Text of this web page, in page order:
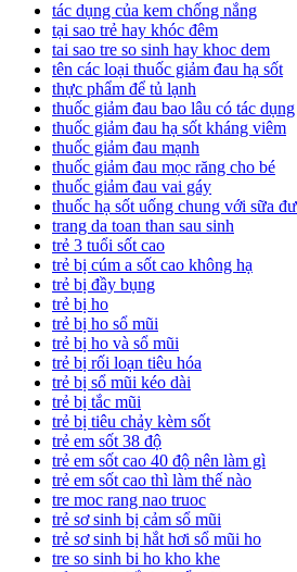
tác dụng của kem chống nắng
tại sao trẻ hay khóc đêm
tai sao tre so sinh hay khoc dem
tên các loại thuốc giảm đau hạ sốt
thực phẩm để tủ lạnh
thuốc giảm đau bao lâu có tác dụng
thuốc giảm đau hạ sốt kháng viêm
thuốc giảm đau mạnh
thuốc giảm đau mọc răng cho bé
thuốc giảm đau vai gáy
thuốc hạ sốt uống chung với sữa
trang da toan than sau sinh
trẻ 3 tuổi sốt cao
trẻ bị cúm a sốt cao không hạ
trẻ bị đầy bụng
trẻ bị ho
trẻ bị ho sổ mũi
trẻ bị ho và sổ mũi
trẻ bị rối loạn tiêu hóa
trẻ bị sổ mũi kéo dài
trẻ bị tắc mũi
trẻ bị tiêu chảy kèm sốt
trẻ em sốt 38 độ
trẻ em sốt cao 40 độ nên làm gì
trẻ em sốt cao thì làm thế nào
tre moc rang nao truoc
trẻ sơ sinh bị cảm sổ mũi
trẻ sơ sinh bị hắt hơi sổ mũi ho
tre so sinh bi ho kho khe